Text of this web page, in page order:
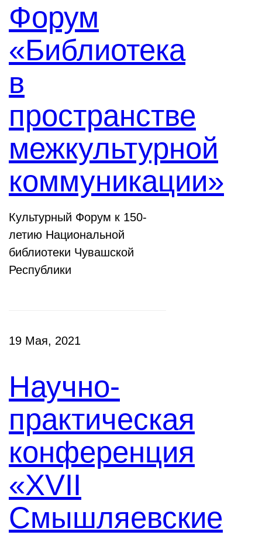
Форум
«Библиотека
в
пространстве
межкультурной
коммуникации»
Культурный Форум к 150-
летию Национальной
библиотеки Чувашской
Республики
19 Мая, 2021
Научно-
практическая
конференция
«XVII
Смышляевские